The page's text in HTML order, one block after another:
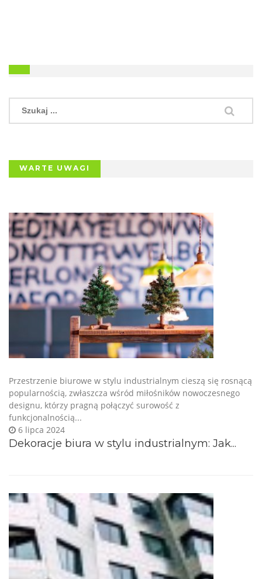
WARTE UWAGI
Dekoracje biura w stylu industrialnym: Jak...
6 lipca 2024
Przestrzenie biurowe w stylu industrialnym cieszą się rosnącą
popularnością, zwłaszcza wśród miłośników nowoczesnego
designu, którzy pragną połączyć surowość z
funkcjonalnością...